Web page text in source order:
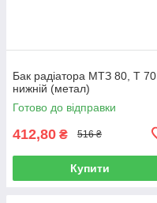
Бак радіатора МТЗ 80, Т 70
нижній (метал)
Готово до відправки
412,80 ₴ 516 ₴
Купити